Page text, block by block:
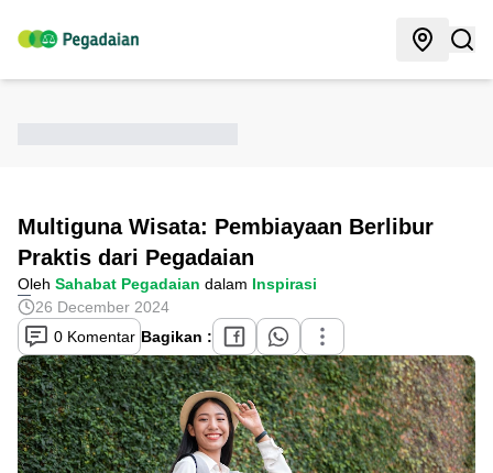
Multiguna Wisata: Pembiayaan Berlibur
Praktis dari Pegadaian
Oleh Sahabat Pegadaian dalam Inspirasi
26 December 2024
0 Komentar Bagikan :